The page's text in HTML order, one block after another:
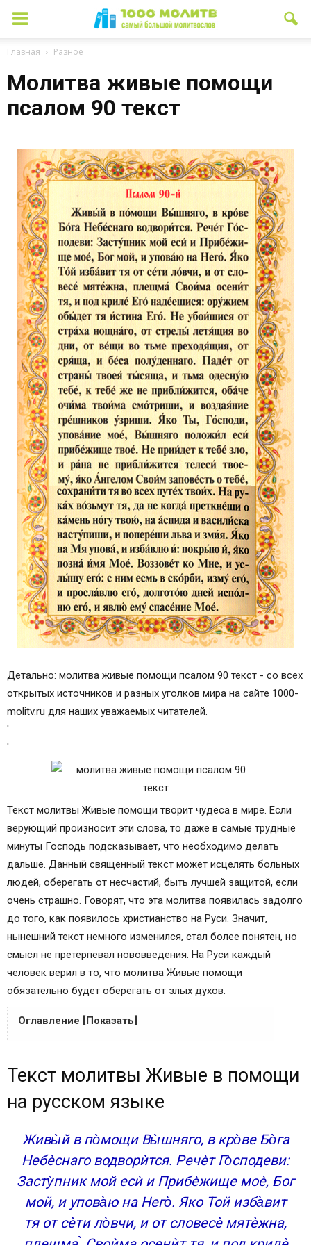
Главная Разное
Молитва живые помощи
псалом 90 текст
Детально: молитва живые помощи псалом 90 текст - со всех
открытых источников и разных уголков мира на сайте 1000-
molitv.ru для наших уважаемых читателей.
'
'
Текст молитвы Живые помощи творит чудеса в мире. Если
верующий произносит эти слова, то даже в самые трудные
минуты Господь подсказывает, что необходимо делать
дальше. Данный священный текст может исцелять больных
людей, оберегать от несчастий, быть лучшей защитой, если
очень страшно. Говорят, что эта молитва появилась задолго
до того, как появилось христианство на Руси. Значит,
нынешний текст немного изменился, стал более понятен, но
смысл не претерпевал нововведения. На Руси каждый
человек верил в то, что молитва Живые помощи
обязательно будет оберегать от злых духов.
Оглавление [Показать]
языке
Подробнее о тексте молитвы Живые помощи
О том, как правильно читать молитву
Что не нужно делать при чтении Псалом 90?
Слушать молитву Живые в помощи (псалом 90)
40 раз
Как и где читать
Текст молитвы Живые в помощи
на русском языке
Живы̀й в по̀мощи Вы̀шняго, в кро̀ве Бо̀га
Небѐснаго водворѝтся. Речѐт Го̀сподеви:
Засту̀пник мой есѝ и Прибѐжище моѐ, Бог
мой, и упова̀ю на Него̀. Яко Той изба̀вит
тя от сѐти ло̀вчи, и от словесѐ мятѐжна,